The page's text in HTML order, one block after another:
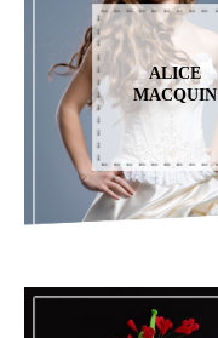
ALICE
MACQUIN